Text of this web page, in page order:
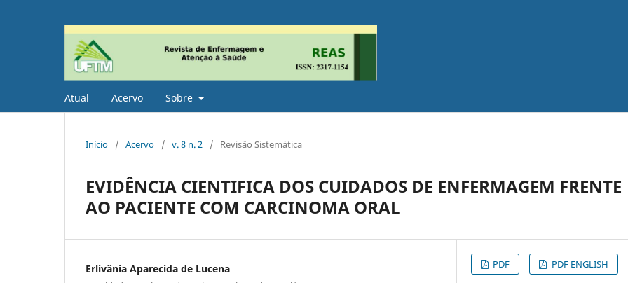
Atual Acervo Sobre
Início / Acervo / v. 8 n. 2 / Revisão Sistemática
EVIDÊNCIA CIENTIFICA DOS CUIDADOS DE ENFERMAGEM FRENTE
AO PACIENTE COM CARCINOMA ORAL
Erlivânia Aparecida de Lucena PDF PDF ENGLISH